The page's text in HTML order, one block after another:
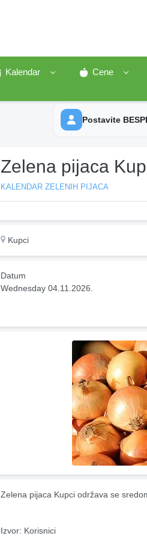
Kalendar Cene
Postavite
Zelena pijaca
KALENDAR ZELENIH PIJACA
Kupci
Datum
Wednesday 04.11.2026.
Zelena pijaca Kupci održava se
Izvor: Korisnici